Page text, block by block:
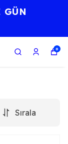
0
Sırala